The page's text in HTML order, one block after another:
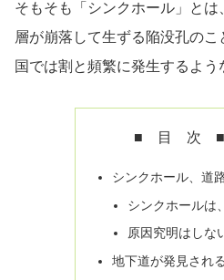
そもそも「シンクホール」と
層が崩落して生ずる陥没孔の
国では割と頻繁に発生するよう
■ 目 次 ■
シンクホール、道
シンクホールは
原因究明はしな
地下道が発見され